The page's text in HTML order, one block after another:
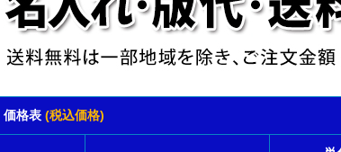
価格表 (税込価格)